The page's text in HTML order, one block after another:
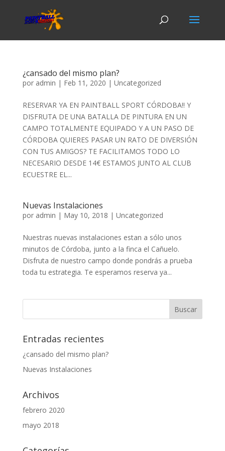
¿cansado del mismo plan?
por admin | Feb 11, 2020 | Uncategorized
RESERVAR YA EN PAINTBALL SPORT CÓRDOBA!! Y
DISFRUTA DE UNA BATALLA DE PINTURA EN UN
CAMPO TOTALMENTE EQUIPADO Y A UN PASO DE
CÓRDOBA QUIERES PASAR UN RATO DE DIVERSIÓN
CON TUS AMIGOS? TE FACILITAMOS TODO LO
NECESARIO DESDE 14€ ESTAMOS JUNTO AL CLUB
ECUESTRE EL...
Nuevas Instalaciones
por admin | May 10, 2018 | Uncategorized
Nuestras nuevas instalaciones estan a sólo unos
minutos de Córdoba, junto a la finca el Cañuelo.
Disfruta de nuestro campo donde pondrás a prueba
toda tu estrategia. Te esperamos reserva ya...
Entradas recientes
¿cansado del mismo plan?
Nuevas Instalaciones
Archivos
febrero 2020
mayo 2018